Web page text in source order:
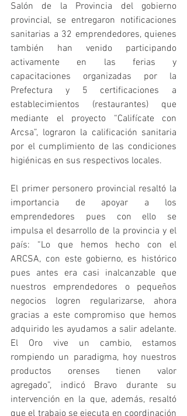
Salón de la Provincia del gobierno
provincial, se entregaron notificaciones
sanitarias a 32 emprendedores, quienes
también han venido participando
activamente en las ferias y
capacitaciones organizadas por la
Prefectura y 5 certificaciones a
establecimientos (restaurantes) que
mediante el proyecto “Califícate con
Arcsa”, lograron la calificación sanitaria
por el cumplimiento de las condiciones
higiénicas en sus respectivos locales.
El primer personero provincial resaltó la
importancia de apoyar a los
emprendedores pues con ello se
impulsa el desarrollo de la provincia y el
país: “Lo que hemos hecho con el
ARCSA, con este gobierno, es histórico
pues antes era casi inalcanzable que
nuestros emprendedores o pequeños
negocios logren regularizarse, ahora
gracias a este compromiso que hemos
adquirido les ayudamos a salir adelante.
El Oro vive un cambio, estamos
rompiendo un paradigma, hoy nuestros
productos orenses tienen valor
agregado”, indicó Bravo durante su
intervención en la que, además, resaltó